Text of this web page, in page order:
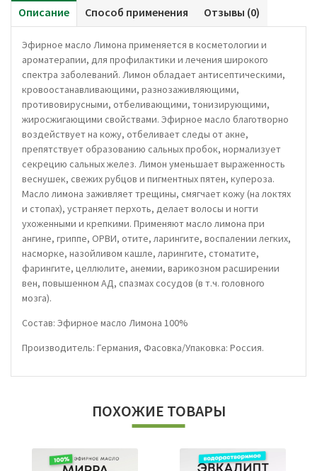
Описание Способ применения Отзывы (0)
Эфирное масло Лимона применяется в косметологии и
ароматерапии, для профилактики и лечения широкого
спектра заболеваний. Лимон обладает антисептическими,
кровоостанавливающими, разнозаживляющими,
противовирусными, отбеливающими, тонизирующими,
жиросжигающими свойствами. Эфирное масло благотворно
воздействует на кожу, отбеливает следы от акне,
препятствует образованию сальных пробок, нормализует
секрецию сальных желез. Лимон уменьшает выраженность
веснушек, свежих рубцов и пигментных пятен, купероза.
Масло лимона заживляет трещины, смягчает кожу (на локтях
и стопах), устраняет перхоть, делает волосы и ногти
ухоженными и крепкими. Применяют масло лимона при
ангине, гриппе, ОРВИ, отите, ларингите, воспалении легких,
насморке, назойливом кашле, ларингите, стоматите,
фарингите, целлюлите, анемии, варикозном расширении
вен, повышенном АД, спазмах сосудов (в т.ч. головного
мозга).
Состав: Эфирное масло Лимона 100%
Производитель: Германия, Фасовка/Упаковка: Россия.
ПОХОЖИЕ ТОВАРЫ